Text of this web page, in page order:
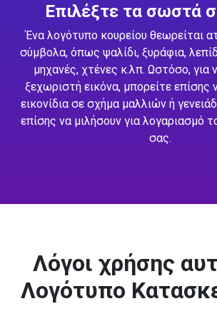
Επιλέξτε τα σωστά
Ένα λογότυπο κουρείου θεωρείται
σύμβολα, όπως ψαλίδι, ξυράφια,
μηχανές, χτένες κ.λπ. Ωστόσο, για
ξεχωριστή εικόνα, μπορείτε επίσης
εικονίδια σε σχήμα μαλλιών ή
επίσης να μιλήσουν για λογαριασμό
σας.
Λόγοι χρήσης
Λογότυπο